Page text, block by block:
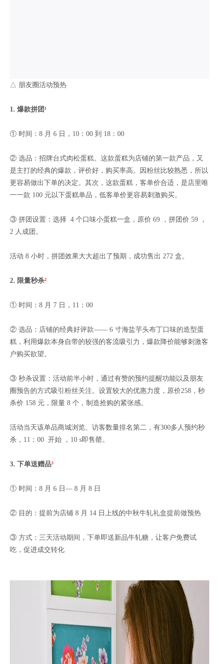
△ 朋友圈活动预热
1. 爆款拼团¹
① 时间：8 月 6 日，10：00 到 18：00
② 选品：招牌台式肉松蛋糕。这款蛋糕为店铺的第一款产品，又
是主打的经典的爆款，评价好，购买率高。因粉丝比较熟悉，所以
更容易做出下单的决定。其次，这款蛋糕，客单价合适，是店里唯
一一款 100 元以下蛋糕单品，低客单价更容易刺激购买。
③ 拼团设置：选择 4 个口味小蛋糕一盒，原价 69 ，拼团价 59 ，
2 人成团。
活动 8 小时，拼团效果大大超出了预期，成功售出 272 盒。
2. 限量秒杀²
① 时间：8 月 7 日，11：00
② 选品：店铺的经典好评款—— 6 寸海盐芋头布丁口味的造型蛋
糕，利用爆款本身自带的较强的客流吸引力，爆款降价能够刺激客
户购买欲望。
③ 秒杀设置：活动前半小时，通过有赞的预约提醒功能以及朋友
圈预告的方式吸引粉丝关注。设置较大的优惠力度，原价258，秒
杀价 158 元，限量 8 个，制造抢购的紧张感。
活动当天该单品商城浏览、访客数量排名第二，有300多人预约秒
杀，11：00 开始 ，10 s即售罄。
3. 下单送赠品³
① 时间：8 月 6 日— 8 月 8 日
② 目的：提前为店铺 8 月 14 日上线的中秋牛轧礼盒提前做预热
③ 方式：三天活动期间，下单即送新品牛轧糖，让客户免费试
吃，促进成交转化